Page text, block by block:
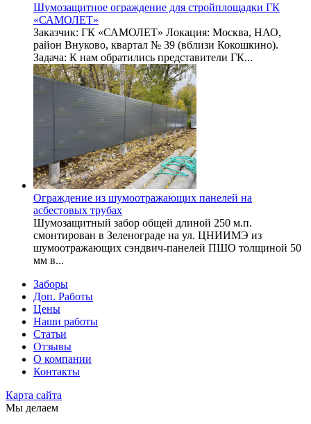
Шумозащитное ограждение для стройплощадки ГК
«САМОЛЕТ»
Заказчик: ГК «САМОЛЕТ» Локация: Москва, НАО,
район Внуково, квартал № 39 (вблизи Кокошкино).
Задача: К нам обратились представители ГК...
Ограждение из шумоотражающих панелей на
асбестовых трубах
Шумозащитный забор общей длиной 250 м.п.
смонтирован в Зеленограде на ул. ЦНИИМЭ из
шумоотражающих сэндвич-панелей ПШО толщиной 50
мм в...
Заборы
Доп. Работы
Цены
Наши работы
Статьи
Отзывы
О компании
Контакты
Карта сайта
Мы делаем